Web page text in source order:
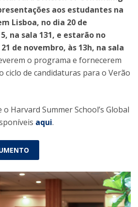
aos estudantes na
Lisboa, no dia 20 de
na sala 131, e estarão no
de novembro, às 13h, na sala
o programa e fornecerem
ciclo de candidaturas para o Verão
Harvard Summer School’s Global
aqui.